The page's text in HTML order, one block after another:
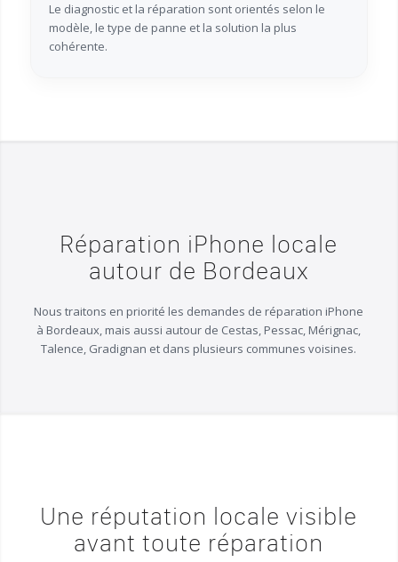
Le diagnostic et la réparation sont orientés selon le
modèle, le type de panne et la solution la plus
cohérente.
Réparation iPhone locale
autour de Bordeaux
Nous traitons en priorité les demandes de réparation iPhone
à Bordeaux, mais aussi autour de Cestas, Pessac, Mérignac,
Talence, Gradignan et dans plusieurs communes voisines.
Une réputation locale visible
avant toute réparation